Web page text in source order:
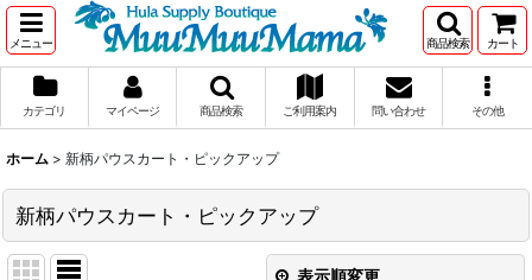
メニュー 商品検索 カート
カテゴリ マイページ 商品検索 ご利用案内 問い合わせ その他
ホーム > 新柄パウスカート・ピックアップ
新柄パウスカート・ピックアップ
表示順変更